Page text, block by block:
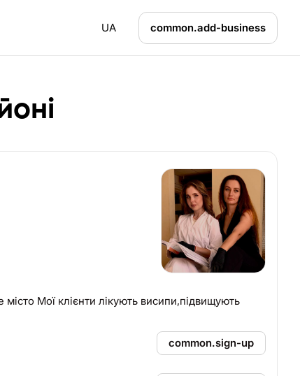
UA common.add-business
Мої клієнти лікують висипи,підвищують
common.sign-up